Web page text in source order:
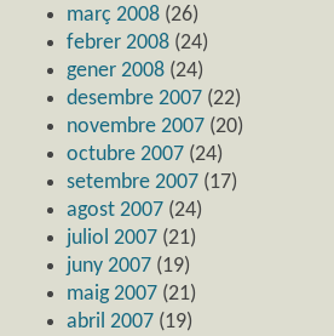
març 2008 (26)
febrer 2008 (24)
gener 2008 (24)
desembre 2007 (22)
novembre 2007 (20)
octubre 2007 (24)
setembre 2007 (17)
agost 2007 (24)
juliol 2007 (21)
juny 2007 (19)
maig 2007 (21)
abril 2007 (19)